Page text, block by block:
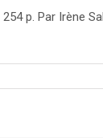
p. Par Irène